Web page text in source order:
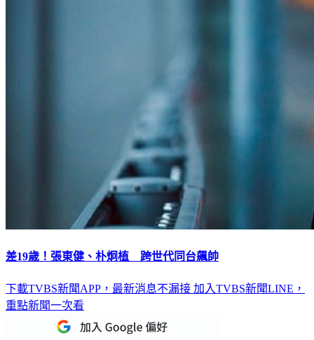
差19歲！張東健、朴炯植 跨世代同台飆帥
下載TVBS新聞APP，最新消息不漏接 加入TVBS新聞LINE，
重點新聞一次看